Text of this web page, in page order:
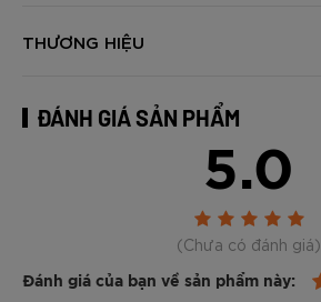
THƯƠNG HIỆU
ĐÁNH GIÁ SẢN PHẨM
5.0
(Chưa có đánh giá)
Đánh giá của bạn về sản phẩm này: